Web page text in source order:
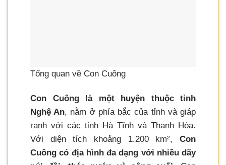
Tổng quan về Con Cuông
Con Cuông là một huyện thuộc tỉnh
Nghệ An, nằm ở phía bắc của tỉnh và giáp
ranh với các tỉnh Hà Tĩnh và Thanh Hóa.
Với diện tích khoảng 1.200 km², Con
Cuông có địa hình đa dạng với nhiều dãy